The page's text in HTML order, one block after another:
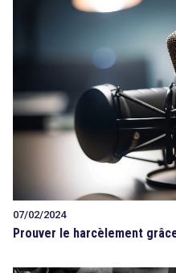
07/02/2024
Prouver le harcèlement